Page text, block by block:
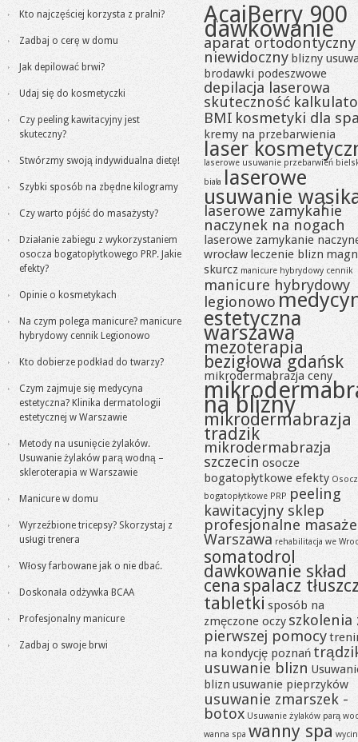
Kto najczęściej korzysta z pralni?
Zadbaj o cerę w domu
Jak depilować brwi?
Udaj się do kosmetyczki
Czy peeling kawitacyjny jest
skuteczny?
Stwórzmy swoją indywidualna dietę!
Szybki sposób na zbędne kilogramy
Czy warto pójść do masażysty?
Działanie zabiegu z wykorzystaniem
osocza bogatopłytkowego PRP. Jakie
efekty?
Opinie o kosmetykach
Na czym polega manicure? manicure
hybrydowy cennik Legionowo
Kto dobierze podkład do twarzy?
Czym zajmuje się medycyna
estetyczna? Klinika dermatologii
estetycznej w Warszawie
Metody na usunięcie żylaków.
Usuwanie żylaków parą wodną –
skleroterapia w Warszawie
Manicure w domu
Wyrzeźbione tricepsy? Skorzystaj z
usługi trenera
Włosy farbowane jak o nie dbać.
Doskonała odżywka BCAA
Profesjonalny manicure
Zadbaj o swoje brwi
AcaiBerry 900
dawkowanie
aparat ortodontyczny
niewidoczny blizny
brodawki podeszwowe
depilacja laserowa
skuteczność
BMI kosmetyki dla
kremy na przebarwienia
laser
laserowe usuwanie przebarwień
biała laserowe
usuwanie
laserowe zamykanie
naczynek na nogach
laserowe zamykanie
wrocław leczenie blizn
skurcz manicure hybrydowy cennik
manicure hybrydowy
legionowo
estetyczna
warszawa
mezoterapia
bezigłowa gdańsk
mikrodermabrazja ceny
na blizny
mikrodermabrazja
tradzik
mikrodermabrazja
szczecin osocze
bogatopłytkowe efekty
bogatopłytkowe PRP peeling
kawitacyjny sklep
profesjonalne masaże
Warszawa rehabilitacja we
somatodrol
dawkowanie skład
cena spalacz
tabletki sposób na
zmęczone oczy szkolenia
pierwszej pomocy
na kondycję poznań
usuwanie blizn
blizn usuwanie pieprzyków
usuwanie zmarszek -
botox Usuwanie żylaków parą
wanna spa wanny spa